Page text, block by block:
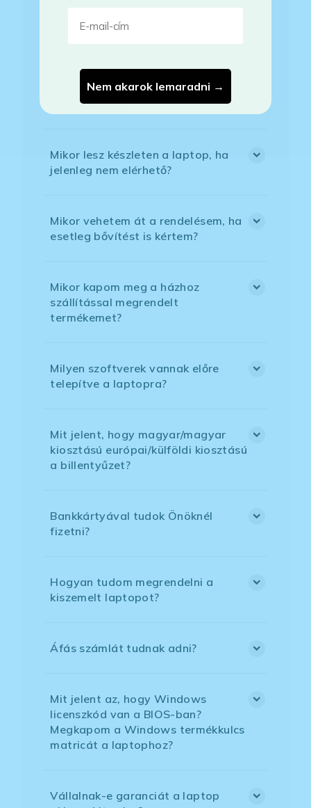
Milyen akkumulátorállapotra
számíthatok?
Mikor lesz készleten a laptop, ha
jelenleg nem elérhető?
Mikor vehetem át a rendelésem, ha
esetleg bővítést is kértem?
Mikor kapom meg a házhoz
szállítással megrendelt
termékemet?
Milyen szoftverek vannak előre
telepítve a laptopra?
Mit jelent, hogy magyar/magyar
kiosztású európai/külföldi kiosztású
a billentyűzet?
Bankkártyával tudok Önöknél
fizetni?
Hogyan tudom megrendelni a
kiszemelt laptopot?
Áfás számlát tudnak adni?
Mit jelent az, hogy Windows
licenszkód van a BIOS-ban?
Megkapom a Windows termékkulcs
matricát a laptophoz?
Vállalnak-e garanciát a laptop
Nem akarok lemaradni →